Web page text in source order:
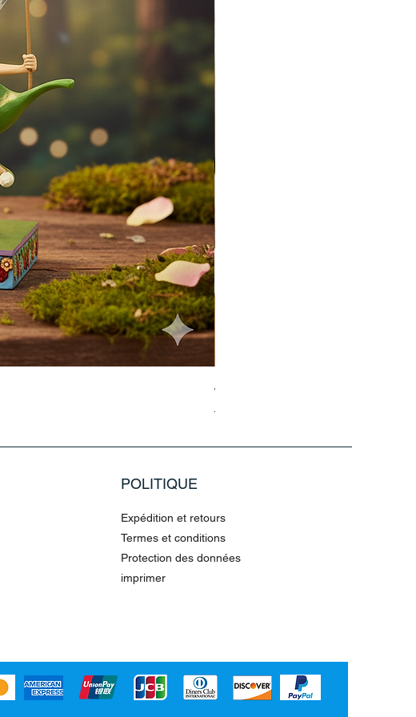
Jasmin Aladdin Sammlerfigur Jim
Prix original
199,90 €
POLITIQUE
Expédition et retours
Termes et conditions
Protection des données
imprimer